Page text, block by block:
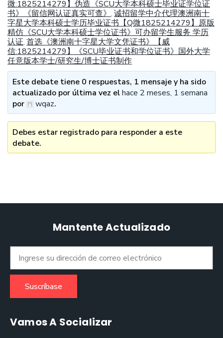
微:1825214279】伪造《SCU大学本科硕士毕业证学位证
书》《留信网认证真实可查》
, 诚招留学中介代理澳洲南十
字星大学本科硕士学历毕业证书【Q微1825214279】原版
精仿《SCU大学本科硕士学位证书》可办留学生服务 学历
认证, 首选《澳洲南十字星大学文凭证书》【威
信:1825214279】《SCU毕业证书和学位证书》国外大学
任意版本学士/研究生/博士证书制作
Este debate tiene 0 respuestas, 1 mensaje y ha sido
actualizado por última vez elhace 2 meses, 1 semana
por
wqaz.
Debes estar registrado para responder a este
debate.
Mantente Actualizado
Suscríbase
Vamos A Socializar